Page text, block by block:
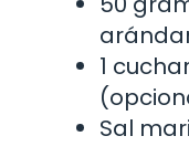
1
Sal